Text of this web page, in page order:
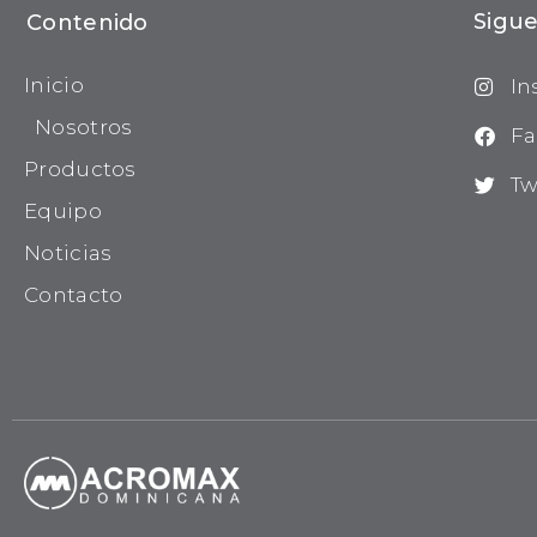
Contenido
Inicio
Nosotros
Productos
Equipo
Noticias
Contacto